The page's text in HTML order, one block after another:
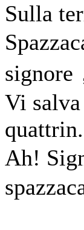
Sulla
signore
Vi
quattrin.
Ah!